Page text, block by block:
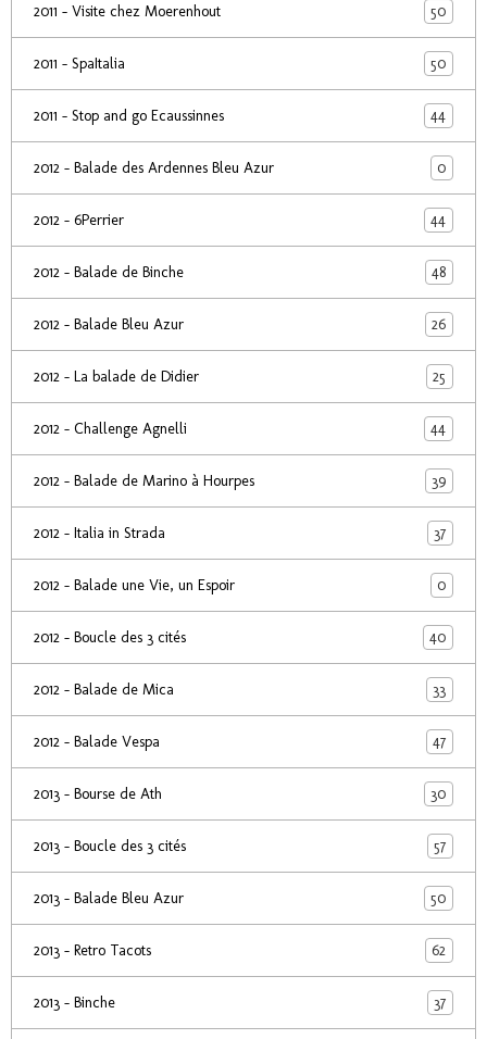
2011 - Visite chez Moerenhout 50
2011 - SpaItalia 50
2011 - Stop and go Ecaussinnes 44
2012 - Balade des Ardennes Bleu Azur 0
2012 - 6Perrier 44
2012 - Balade de Binche 48
2012 - Balade Bleu Azur 26
2012 - La balade de Didier 25
2012 - Challenge Agnelli 44
2012 - Balade de Marino à Hourpes 39
2012 - Italia in Strada 37
2012 - Balade une Vie, un Espoir 0
2012 - Boucle des 3 cités 40
2012 - Balade de Mica 33
2012 - Balade Vespa 47
2013 - Bourse de Ath 30
2013 - Boucle des 3 cités 57
2013 - Balade Bleu Azur 50
2013 - Retro Tacots 62
2013 - Binche 37